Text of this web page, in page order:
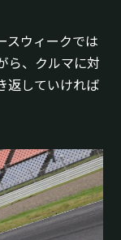
スウィークでは
ら、クルマに対
返していければ